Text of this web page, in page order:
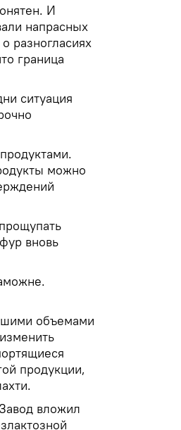
И
напрасных
разногласиях
граница
ситуация
можно
вновь
объемами
продукции,
вложил